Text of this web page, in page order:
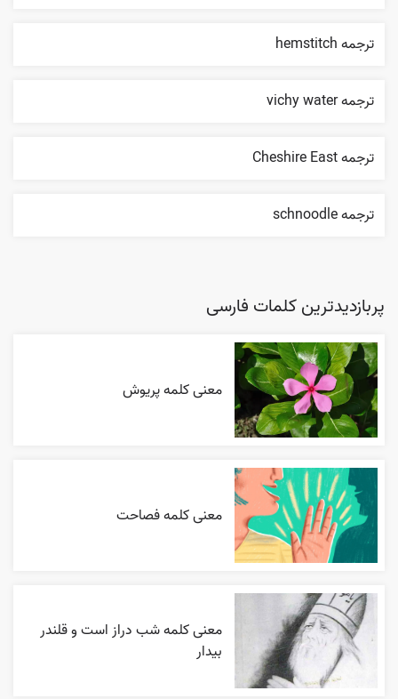
ترجمه hemstitch
ترجمه vichy water
ترجمه Cheshire East
ترجمه schnoodle
پربازدیدترین کلمات فارسی
معنی کلمه پریوش
معنی کلمه فصاحت
معنی کلمه شب دراز است و قلندر
بیدار